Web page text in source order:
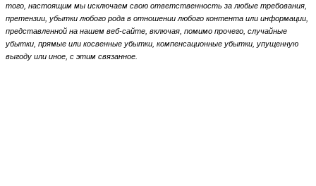
того, настоящим мы исключаем свою ответственность за любые требования,
претензии, убытки любого рода в отношении любого контента или информации,
представленной на нашем веб-сайте, включая, помимо прочего, случайные
убытки, прямые или косвенные убытки, компенсационные убытки, упущенную
выгоду или иное, с этим связанное.